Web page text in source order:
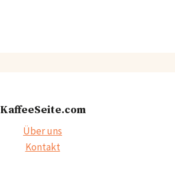
KaffeeSeite.com
Über uns
Kontakt